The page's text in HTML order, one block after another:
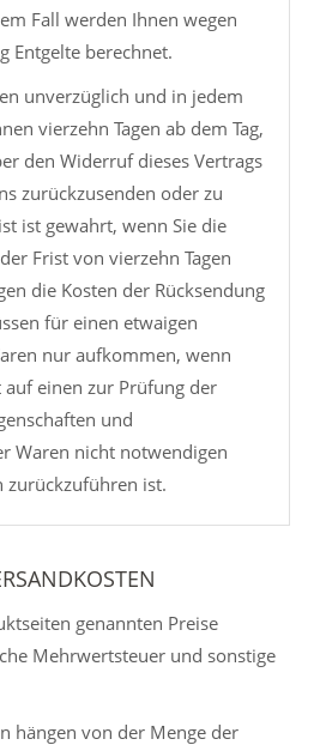
Fall werden Ihnen wegen
Entgelte berechnet.
unverzüglich und in jedem
vierzehn Tagen ab dem Tag,
den Widerruf dieses Vertrags
zurückzusenden oder zu
ist gewahrt, wenn Sie die
Frist von vierzehn Tagen
die Kosten der Rücksendung
für einen etwaigen
nur aufkommen, wenn
einen zur Prüfung der
und
Waren nicht notwendigen
zurückzuführen ist.
genannten Preise
Mehrwertsteuer und sonstige
hängen von der Menge der